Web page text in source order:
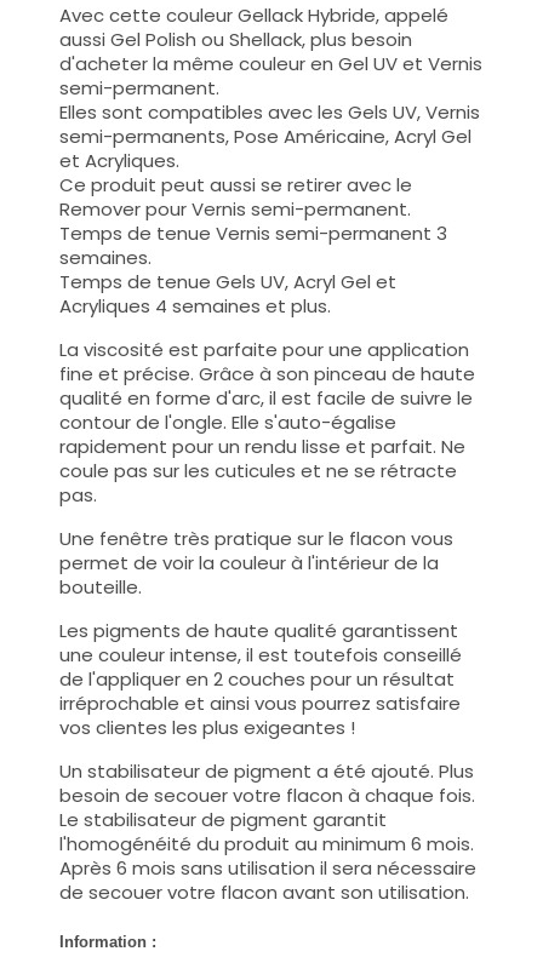
Avec cette couleur Gellack Hybride, appelé
aussi Gel Polish ou Shellack, plus besoin
d'acheter la même couleur en Gel UV et Vernis
semi-permanent.
Elles sont compatibles avec les Gels UV, Vernis
semi-permanents, Pose Américaine, Acryl Gel
et Acryliques.
Ce produit peut aussi se retirer avec le
Remover pour Vernis semi-permanent.
Temps de tenue Vernis semi-permanent 3
semaines.
Temps de tenue Gels UV, Acryl Gel et
Acryliques 4 semaines et plus.
La viscosité est parfaite pour une application
fine et précise. Grâce à son pinceau de haute
qualité en forme d'arc, il est facile de suivre le
contour de l'ongle. Elle s'auto-égalise
rapidement pour un rendu lisse et parfait. Ne
coule pas sur les cuticules et ne se rétracte
pas.
Une fenêtre très pratique sur le flacon vous
permet de voir la couleur à l'intérieur de la
bouteille.
Les pigments de haute qualité garantissent
une couleur intense, il est toutefois conseillé
de l'appliquer en 2 couches pour un résultat
irréprochable et ainsi vous pourrez satisfaire
vos clientes les plus exigeantes !
Un stabilisateur de pigment a été ajouté. Plus
besoin de secouer votre flacon à chaque fois.
Le stabilisateur de pigment garantit
l'homogénéité du produit au minimum 6 mois.
Après 6 mois sans utilisation il sera nécessaire
de secouer votre flacon avant son utilisation.
Information :